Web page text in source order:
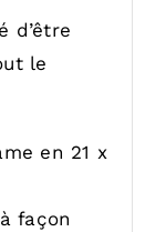
d’être
le
en 21 x
façon